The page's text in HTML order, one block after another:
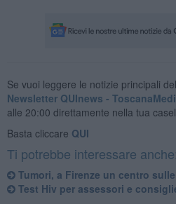
Se vuoi leggere le notizie principali
Newsletter QUInews -
alle 20:00 direttamente nella tua
Basta cliccare QUI
Ti potrebbe interessare anche:
Tumori, a Firenze un centro
Test Hiv per assessori e